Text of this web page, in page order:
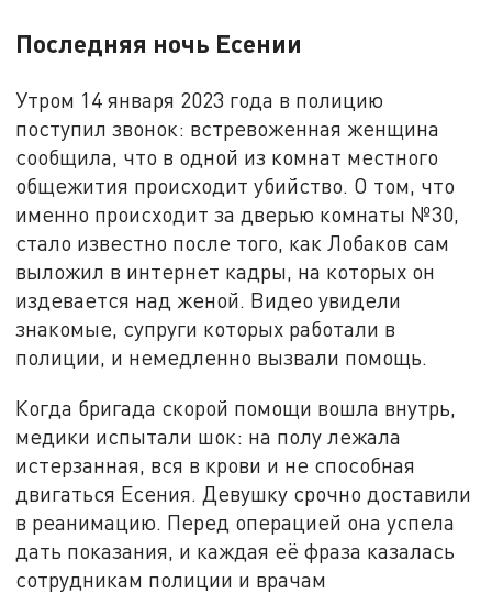
Последняя ночь Есении
Утром 14 января 2023 года в полицию
поступил звонок: встревоженная женщина
сообщила, что в одной из комнат местного
общежития происходит убийство. О том, что
именно происходит за дверью комнаты №30,
стало известно после того, как Лобаков сам
выложил в интернет кадры, на которых он
издевается над женой. Видео увидели
знакомые, супруги которых работали в
полиции, и немедленно вызвали помощь.
Когда бригада скорой помощи вошла внутрь,
медики испытали шок: на полу лежала
истерзанная, вся в крови и не способная
двигаться Есения. Девушку срочно доставили
в реанимацию. Перед операцией она успела
дать показания, и каждая её фраза казалась
сотрудникам полиции и врачам